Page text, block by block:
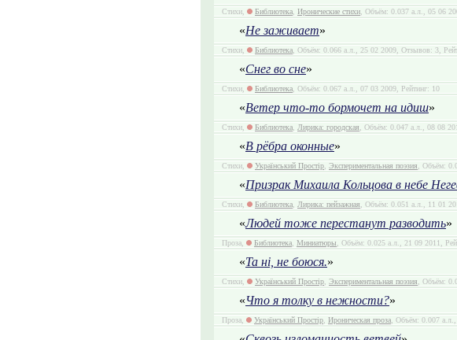
Стихи, Библиотека, Иронические стихи, Объём: 0.037 а.л., 05 06
«Не заживает»
Стихи, Библиотека, Объём: 0.066 а.л., 25 02 2009, Отзывов: 3,
«Снег во сне»
Стихи, Библиотека, Объём: 0.067 а.л., 07 03 2009, Рейтинг: 10
«Ветер что-то бормочет на идиш»
Стихи, Библиотека, Лирика: городская, Объём: 0.047 а.л., 08 08
«В рёбра оконные»
Стихи, Український Простір, Экспериментальная поэзия, Объём:
«Призрак Михаила Кольцова в небе
Стихи, Библиотека, Лирика: пейзажная, Объём: 0.051 а.л., 11 01
«Людей тоже перестанут разводить»
Проза, Библиотека, Миниатюры, Объём: 0.025 а.л., 21 09 2011,
«Та ні, не боюся.»
Стихи, Український Простір, Экспериментальная поэзия, Объём:
«Что я толку в нежности?»
Проза, Український Простір, Ироническая проза, Объём: 0.007